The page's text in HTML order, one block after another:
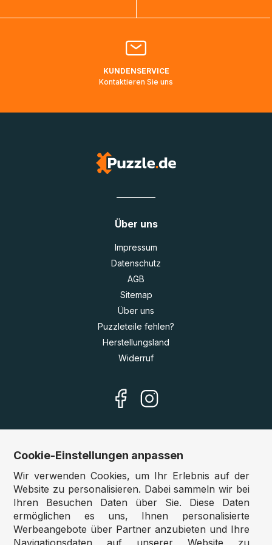
Bitte kontaktieren Sie denKundenservicefalls Ihr Paket
Lieferadressen in Deutschland oder Europa mehrere Tage
KUNDENSERVICE
Kontaktieren Sie uns
Über uns
Impressum
Datenschutz
AGB
Sitemap
Über uns
Puzzleteile fehlen?
Herstellungsland
Widerruf
Unsere Shops
Deutschland:www.puzzle.de
Österreich:
www.puzzle.at
Belgien:www.puzzle.be
Großbritannien:www.jigsawpuzzle.co.uk
Cookie-Einstellungen anpassen
Wir verwenden Cookies, um Ihr Erlebnis auf der
Website zu personalisieren. Dabei sammeln wir bei
Ihren Besuchen Daten über Sie. Diese Daten
ermöglichen es uns, Ihnen personalisierte
Werbeangebote über Partner anzubieten und Ihre
Navigationsdaten auf unserer Website zu